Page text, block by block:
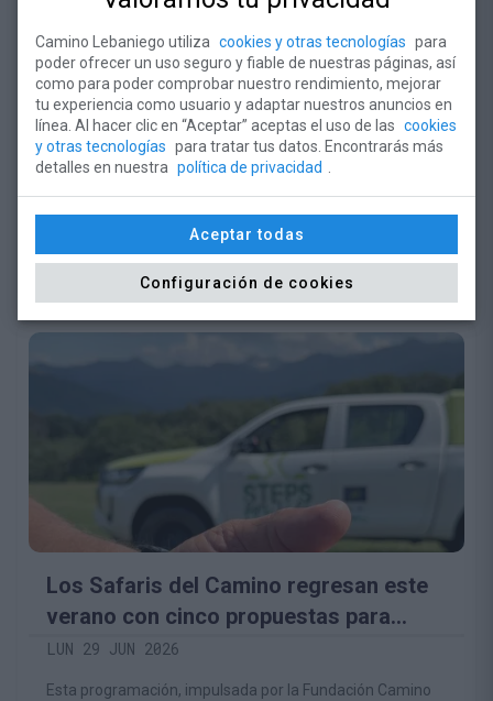
La Fundación Camino Lebaniego
participa en el Curso de Verano de la
UC sobre patrimonio cultural y turismo
LUN 29 JUN 2026
La directora de la entidad, Pilar G. Bahamonde, impartirá
una ponencia sobre el Camino Lebaniego como itinerario
LEER ARTÍCULO
Los Safaris del Camino regresan este
verano con cinco propuestas para
descubrir la biodiversidad del territorio
lebaniego
LUN 29 JUN 2026
Esta programación, impulsada por la Fundación Camino
Camino Lebaniego utiliza cookies y otras tecnologías para
poder ofrecer un uso seguro y fiable de nuestras páginas, así
como para poder comprobar nuestro rendimiento, mejorar
tu experiencia como usuario y adaptar nuestros anuncios en
línea. Al hacer clic en “Aceptar” aceptas el uso de las cookies
y otras tecnologías para tratar tus datos. Encontrarás más
detalles en nuestra política de privacidad
Aceptar todas
Configuración de cookies